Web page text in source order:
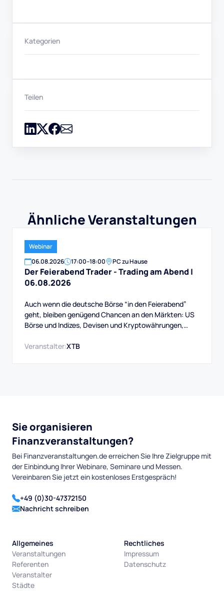
Kategorien
Teilen
Ähnliche Veranstaltungen
Webinar
06.08.2026 17:00–18:00 PC zu Hause
Der Feierabend Trader - Trading am Abend |
06.08.2026
Auch wenn die deutsche Börse “in den Feierabend”
geht, bleiben genügend Chancen an den Märkten: US
Börse und Indizes, Devisen und Kryptowährungen,
handeln über Wochen bis Monate, bietet immer gute
Veranstalter:XTB
Sie organisieren
Finanzveranstaltungen?
Bei Finanzveranstaltungen.de erreichen Sie Ihre Zielgruppe mit
der Einbindung Ihrer Webinare, Seminare und Messen.
Vereinbaren Sie jetzt ein kostenloses Erstgespräch!
+49 (0)30-47372150
Nachricht schreiben
Allgemeines
Veranstaltungen
Referenten
Veranstalter
Städte
Rechtliches
Impressum
Datenschutz